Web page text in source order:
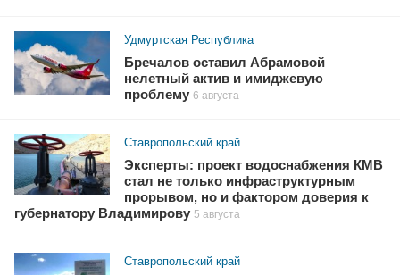
Удмуртская Республика
Бречалов оставил Абрамовой
нелетный актив и имиджевую
проблему 6 августа
Ставропольский край
Эксперты: проект водоснабжения КМВ
стал не только инфраструктурным
прорывом, но и фактором доверия к
губернатору Владимирову 5 августа
Ставропольский край